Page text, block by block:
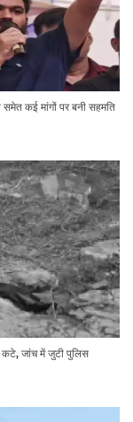
कई मांगों पर बनी सहमति
कटे, जांच में जुटी पुलिस